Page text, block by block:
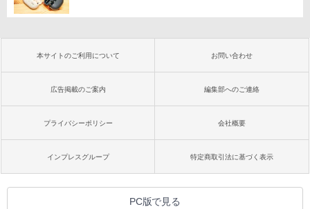
本サイトのご利用について お問い合わせ
広告掲載のご案内 編集部へのご連絡
プライバシーポリシー 会社概要
インプレスグループ 特定商取引法に基づく表示
PC版で見る